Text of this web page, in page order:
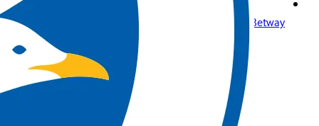
Betway للمراهنات الرياضية ومنصة المراهنات عبر الإنترنت